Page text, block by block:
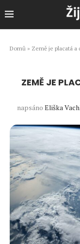
Domů » Země je placatá a
ZEMĚ JE
napsáno Eliška